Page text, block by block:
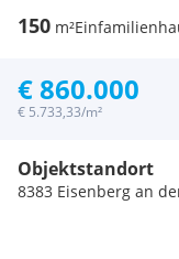
150 m²
€ 860.000
€ 5.733,33/m²
Objektstandort
8383 Eisenberg an